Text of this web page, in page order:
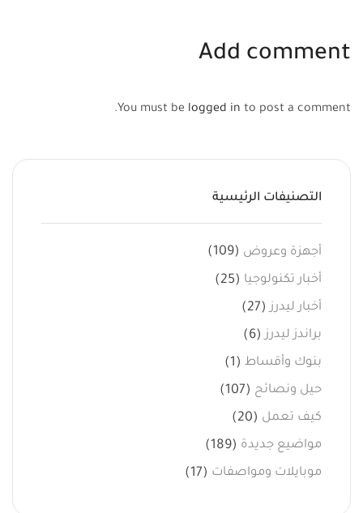
Add comment
You must be logged in to post a comment.
التصنيفات الرئيسية
أجهزة وعروض (109)
أخبار تكنولوجيا (25)
أخبار ليدرز (27)
براندز ليدرز (6)
بنوك وأقساط (1)
حيل ونصائح (107)
كيف تعمل (20)
مواضيع جديدة (189)
موبايلات ومواصفات (17)